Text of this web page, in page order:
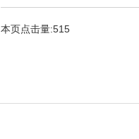
本页点击量:515